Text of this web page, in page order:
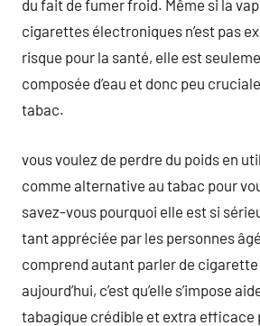
du fait de fumer froid. Même si la
cigarettes électroniques n’est pas
risque pour la santé, elle est
composée d’eau et donc peu
tabac.
vous voulez de perdre du poids en
comme alternative au tabac pour
savez-vous pourquoi elle est si
tant appréciée par les personnes
comprend autant parler de
aujourd’hui, c’est qu’elle s’impose
tabagique crédible et extra efficace